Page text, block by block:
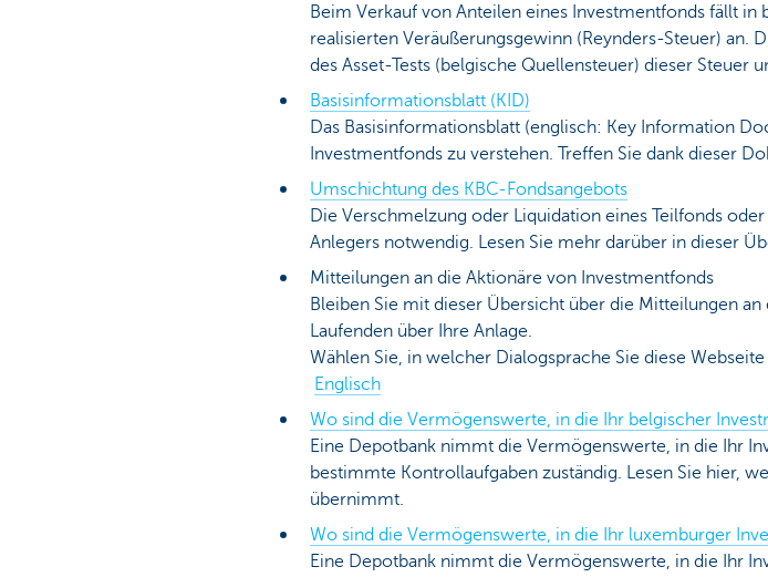
Beim Verkauf von Anteilen eines Investmentfonds fällt
realisierten Veräußerungsgewinn (Reynders-Steuer) an.
des Asset-Tests (belgische Quellensteuer) dieser Steuer
Basisinformationsblatt (KID)
Das Basisinformationsblatt (englisch: Key Information
Investmentfonds zu verstehen. Treffen Sie dank dieser
Umschichtung des KBC-Fondsangebots
Die Verschmelzung oder Liquidation eines Teilfonds
Anlegers notwendig. Lesen Sie mehr darüber in dieser
Mitteilungen an die Aktionäre von Investmentfonds
Bleiben Sie mit dieser Übersicht über die Mitteilungen
Laufenden über Ihre Anlage.
Wählen Sie, in welcher Dialogsprache Sie diese
Englisch
Wo sind die Vermögenswerte, in die Ihr belgischer
Eine Depotbank nimmt die Vermögenswerte, in die Ihr
bestimmte Kontrollaufgaben zuständig. Lesen Sie hier,
übernimmt.
Wo sind die Vermögenswerte, in die Ihr luxemburger
Eine Depotbank nimmt die Vermögenswerte, in die Ihr